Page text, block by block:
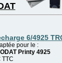
6/4925
pour le :
Printy 4925
TTC